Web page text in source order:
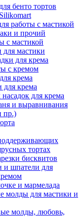
бенто тортов
работы с мастикой
и прочий
с мастикой
мастики
для крема
с кремом
крема
для крема
для крема
и выравнивания
пр.)
тортах
бисквитов
и шпатели для
и мармелада
молды для мастики и
молды, любовь,